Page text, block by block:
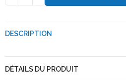
DESCRIPTION
DÉTAILS DU PRODUIT